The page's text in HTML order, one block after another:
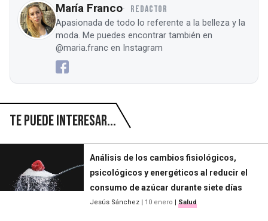
María Franco REDACTOR
Apasionada de todo lo referente a la belleza y la
moda. Me puedes encontrar también en
@maria.franc en Instagram
Te puede interesar...
Análisis de los cambios fisiológicos,
psicológicos y energéticos al reducir el
consumo de azúcar durante siete días
Jesús Sánchez 10 enero Salud